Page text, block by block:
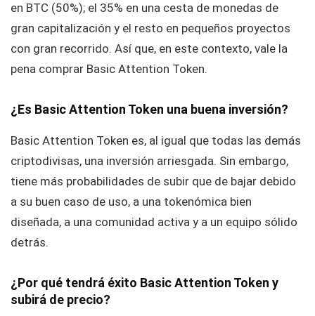
en BTC (50%); el 35% en una cesta de monedas de
gran capitalización y el resto en pequeños proyectos
con gran recorrido. Así que, en este contexto, vale la
pena comprar Basic Attention Token.
¿Es Basic Attention Token una buena inversión?
Basic Attention Token es, al igual que todas las demás
criptodivisas, una inversión arriesgada. Sin embargo,
tiene más probabilidades de subir que de bajar debido
a su buen caso de uso, a una tokenómica bien
diseñada, a una comunidad activa y a un equipo sólido
detrás.
¿Por qué tendrá éxito Basic Attention Token y
subirá de precio?